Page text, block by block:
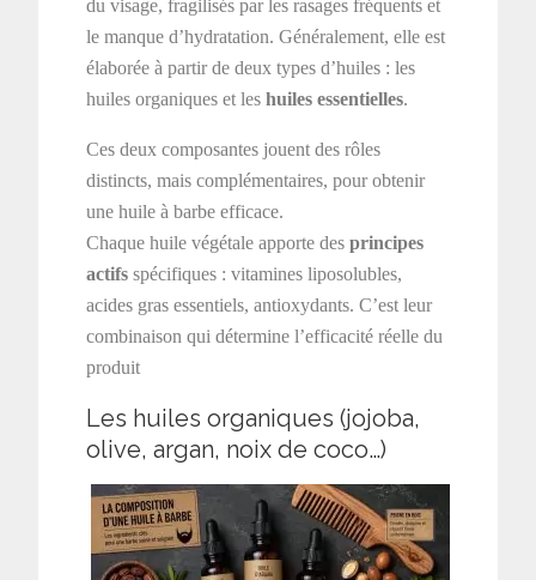
du visage, fragilisés par les rasages fréquents et
le manque d’hydratation. Généralement, elle est
élaborée à partir de deux types d’huiles : les
huiles organiques et leshuiles essentielles.
Ces deux composantes jouent des rôles
distincts, mais complémentaires, pour obtenir
une huile à barbe efficace.
Chaque huile végétale apporte desprincipes
actifs spécifiques : vitamines liposolubles,
acides gras essentiels, antioxydants. C’est leur
combinaison qui détermine l’efficacité réelle du
produit
Les huiles organiques (jojoba,
olive, argan, noix de coco…)